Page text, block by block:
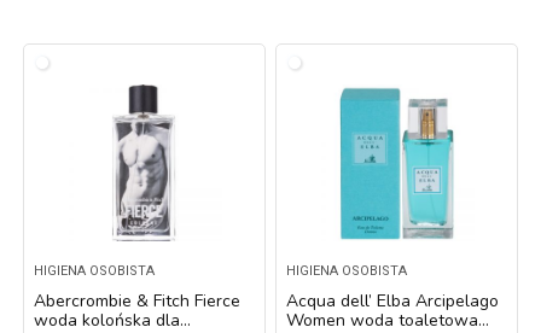
HIGIENA OSOBISTA
Abercrombie & Fitch Fierce
woda kolońska dla
HIGIENA OSOBISTA
Acqua dell’ Elba Arcipelago
Women woda toaletowa